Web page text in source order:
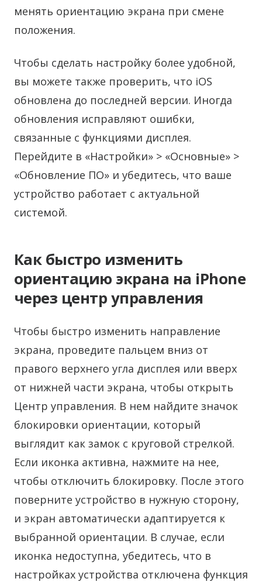
менять ориентацию экрана при смене
положения.
Чтобы сделать настройку более удобной,
вы можете также проверить, что iOS
обновлена до последней версии. Иногда
обновления исправляют ошибки,
связанные с функциями дисплея.
Перейдите в «Настройки» > «Основные» >
«Обновление ПО» и убедитесь, что ваше
устройство работает с актуальной
системой.
Как быстро изменить
ориентацию экрана на iPhone
через центр управления
Чтобы быстро изменить направление
экрана, проведите пальцем вниз от
правого верхнего угла дисплея или вверх
от нижней части экрана, чтобы открыть
Центр управления. В нем найдите значок
блокировки ориентации, который
выглядит как замок с круговой стрелкой.
Если иконка активна, нажмите на нее,
чтобы отключить блокировку. После этого
поверните устройство в нужную сторону,
и экран автоматически адаптируется к
выбранной ориентации. В случае, если
иконка недоступна, убедитесь, что в
настройках устройства отключена функция